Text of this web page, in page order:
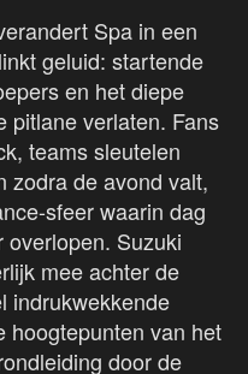
Spa in een
geluid: startende
en het diepe
pitlane verlaten. Fans
teams sleutelen
zodra de avond valt,
sfeer waarin dag
Suzuki
mee achter de
indrukwekkende
hoogtepunten van het
door de